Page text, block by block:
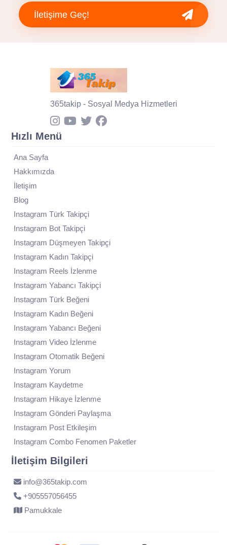
İletişime Geç!
365takip - Sosyal Medya Hizmetleri
Hızlı Menü
Ana Sayfa
Hakkımızda
İletişim
Blog
Instagram Türk Takipçi
Instagram Bot Takipçi
Instagram Düşmeyen Takipçi
Instagram Kadın Takipçi
Instagram Reels İzlenme
Instagram Yabancı Takipçi
Instagram Türk Beğeni
Instagram Kadın Beğeni
Instagram Yabancı Beğeni
Instagram Video İzlenme
Instagram Otomatik Beğeni
Instagram Yorum
Instagram Kaydetme
Instagram Hikaye İzlenme
Instagram Gönderi Paylaşma
Instagram Post Etkileşim
Instagram Combo Fenomen Paketler
İletişim Bilgileri
info@365takip.com
+905557056455
Pamukkale